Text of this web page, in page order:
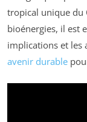
tropical unique du
bioénergies, il est
implications et les
avenir durable